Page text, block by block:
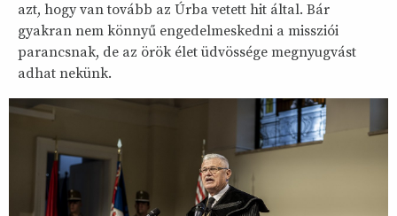
azt, hogy van tovább az Úrba vetett hit által. Bár
gyakran nem könnyű engedelmeskedni a missziói
parancsnak, de az örök élet üdvössége megnyugvást
adhat nekünk.